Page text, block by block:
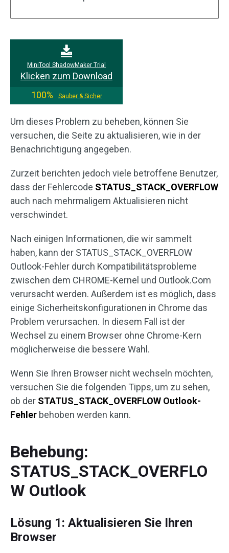
MiniTool ShadowMaker Trial
Klicken zum Download
100%
Sauber & Sicher
Um dieses Problem zu beheben, können Sie
versuchen, die Seite zu aktualisieren, wie in der
Benachrichtigung angegeben.
Zurzeit berichten jedoch viele betroffene Benutzer,
dass der Fehlercode STATUS_STACK_OVERFLOW
auch nach mehrmaligem Aktualisieren nicht
verschwindet.
Nach einigen Informationen, die wir sammelt
haben, kann der STATUS_STACK_OVERFLOW
Outlook-Fehler durch Kompatibilitätsprobleme
zwischen dem CHROME-Kernel und Outlook.Com
verursacht werden. Außerdem ist es möglich, dass
einige Sicherheitskonfigurationen in Chrome das
Problem verursachen. In diesem Fall ist der
Wechsel zu einem Browser ohne Chrome-Kern
möglicherweise die bessere Wahl.
Wenn Sie Ihren Browser nicht wechseln möchten,
versuchen Sie die folgenden Tipps, um zu sehen,
ob der STATUS_STACK_OVERFLOW Outlook-
Fehler behoben werden kann.
Behebung:
STATUS_STACK_OVERFLO
W Outlook
Lösung 1: Aktualisieren Sie Ihren
Browser